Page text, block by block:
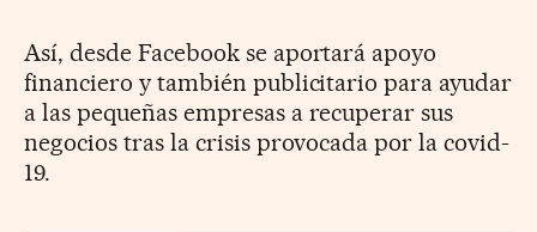
Así, desde Facebook se aportará apoyo
financiero y también publicitario para ayudar
a las pequeñas empresas a recuperar sus
negocios tras la crisis provocada por la covid-
19.